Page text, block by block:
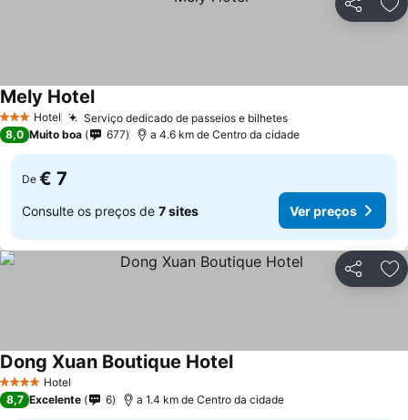
Partilhar
3 EstrelasHotel Serviço dedicado de passeios e bilhetesVer preços
Mely HotelVer preços
8,0 Muito boa 677 a 4.6 km de Centro da cidade
De € 7
Consulte os preços de 7 sites Ver preços
Partilhar
4 EstrelasHotel
Dong Xuan Boutique HotelVer preços
8,7 Excelente 6 a 1.4 km de Centro da cidade